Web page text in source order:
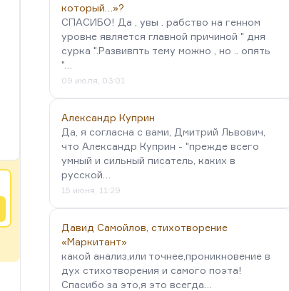
который…»?
СПАСИБО! Да , увы . рабство на генном
уровне является главной причиной " дня
сурка ".Развивпть тему можно , но .. опять
"…
09 июля, 03:01
Александр Куприн
Да, я согласна с вами, Дмитрий Львович,
что Александр Куприн - "прежде всего
умный и сильный писатель, каких в
русской…
15 июня, 11:29
Давид Самойлов, стихотворение
«Маркитант»
какой анализ,или точнее,проникновение в
дух стихотворения и самого поэта!
Спасибо за это,я это всегда…